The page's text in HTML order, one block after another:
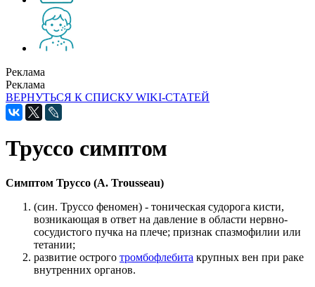
Реклама
Реклама
ВЕРНУТЬСЯ К СПИСКУ WIKI-СТАТЕЙ
Труссо симптом
Симптом Труссо (A. Trousseau)
(син. Труссо феномен) - тоническая судорога кисти,
возникающая в ответ на давление в области нервно-
сосудистого пучка на плече; признак спазмофилии или
тетании;
развитие острого тромбофлебита крупных вен при раке
внутренних органов.